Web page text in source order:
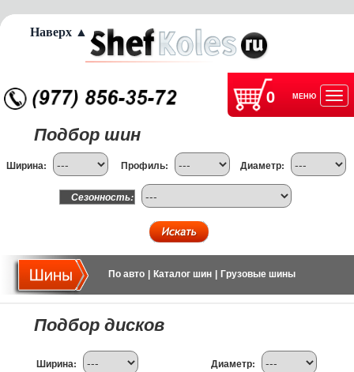
0 МЕНЮ
Подбор шин
Ширина: Профиль: Диаметр:
Сезонность:
По авто Каталог шин Грузовые шины
Подбор дисков
Ширина: Диаметр:
Наверх ▲